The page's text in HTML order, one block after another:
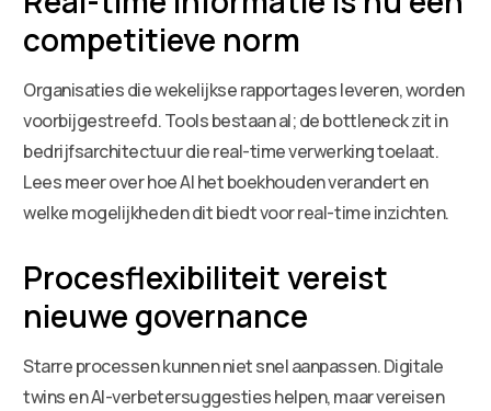
competitieve norm
Organisaties die wekelijkse rapportages leveren, worden
voorbijgestreefd. Tools bestaan al; de bottleneck zit in
bedrijfsarchitectuur die real-time verwerking toelaat.
Lees meer over hoe AI het boekhouden verandert en
welke mogelijkheden dit biedt voor real-time inzichten.
Procesflexibiliteit vereist
nieuwe governance
Starre processen kunnen niet snel aanpassen. Digitale
twins en AI-verbetersuggesties helpen, maar vereisen